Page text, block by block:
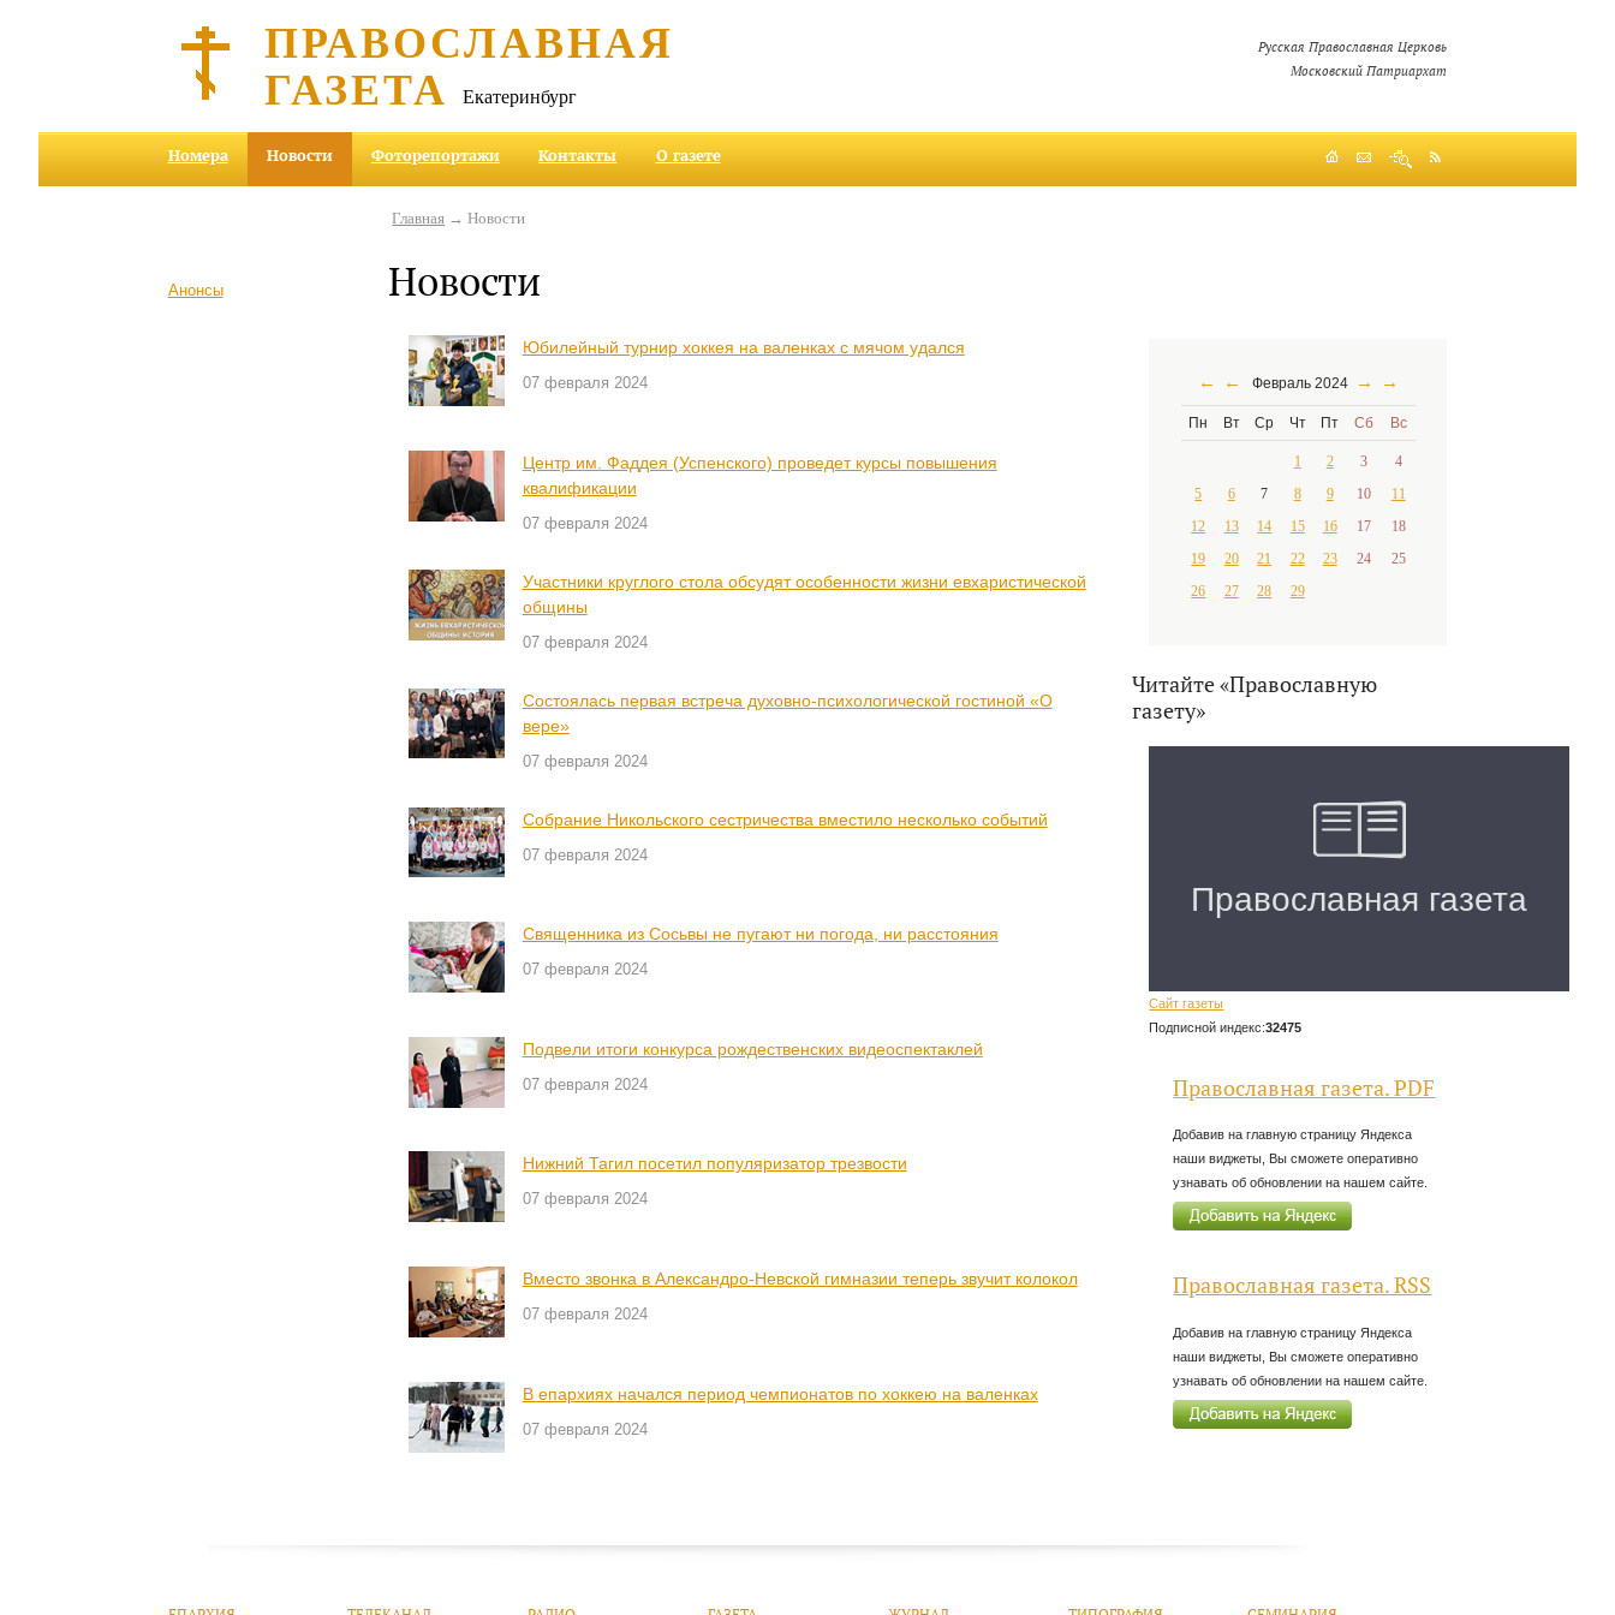
ПРАВОСЛАВНАЯ
ГАЗЕТА Екатеринбург
Русская Православная Церковь
Московский Патриархат
Номера Новости Фоторепортажи Контакты О газете
Анонсы
Главная → Новости
Новости
Юбилейный турнир хоккея на валенках с мячом удался
07 февраля 2024
Центр им. Фаддея (Успенского) проведет курсы повышения
квалификации
07 февраля 2024
Участники круглого стола обсудят особенности жизни евхаристической
общины
07 февраля 2024
Состоялась первая встреча духовно-психологической гостиной «О
вере»
07 февраля 2024
Собрание Никольского сестричества вместило несколько событий
07 февраля 2024
Священника из Сосьвы не пугают ни погода, ни расстояния
07 февраля 2024
Подвели итоги конкурса рождественских видеоспектаклей
07 февраля 2024
Нижний Тагил посетил популяризатор трезвости
07 февраля 2024
Вместо звонка в Александро-Невской гимназии теперь звучит колокол
07 февраля 2024
В епархиях начался период чемпионатов по хоккею на валенках
07 февраля 2024
← ← Февраль 2024 → →
Пн Вт Ср Чт Пт Сб Вс
1 2 3
4
5
6 7 8 9 10
11
12
13 14 15 16 17
18
19
20 21 22 23 24
25
26
27 28 29
Читайте «Православную
газету»
Сайт газеты
Подписной индекс:32475
Православная газета. PDF
Добавив на главную страницу Яндекса
наши виджеты, Вы сможете оперативно
узнавать об обновлении на нашем сайте.
Православная газета. RSS
Добавив на главную страницу Яндекса
наши виджеты, Вы сможете оперативно
узнавать об обновлении на нашем сайте.